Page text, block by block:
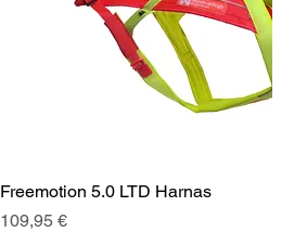
Freemotion 5.0 LTD Harnas
Prix
109,95 €